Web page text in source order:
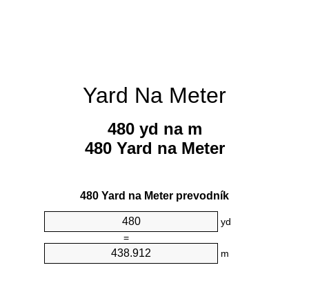
Yard Na Meter
480 yd na m
480 Yard na Meter
480 Yard na Meter prevodník
yd
=
m